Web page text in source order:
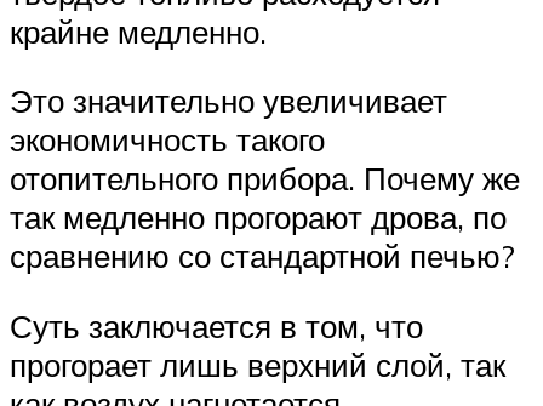
крайне медленно.
Это значительно увеличивает
экономичность такого
отопительного прибора. Почему же
так медленно прогорают дрова, по
сравнению со стандартной печью?
Суть заключается в том, что
прогорает лишь верхний слой, так